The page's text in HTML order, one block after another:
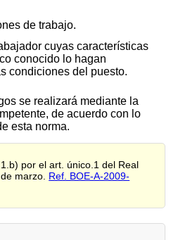
de trabajo.
cuyas características
conocido lo hagan
condiciones del puesto.
se realizará mediante la
de acuerdo con lo
esta norma.
por el art. único.1 del Real
marzo. Ref. BOE-A-2009-